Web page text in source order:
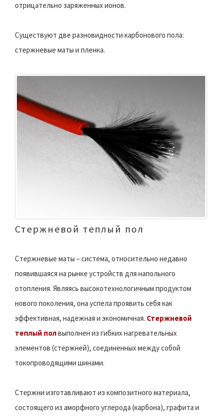
отрицательно заряженных ионов.
Существуют две разновидности карбонового пола:
стержневые маты и пленка.
Стержневой теплый пол
Стержневые маты – система, относительно недавно
появившаяся на рынке устройств для напольного
отопления. Являясь высокотехнологичным продуктом
нового поколения, она успела проявить себя как
эффективная, надежная и экономичная. Стержневой
теплый полвыполнен из гибких нагревательных
элементов (стержней), соединенных между собой
токопроводящими шинами.
Стержни изготавливают из композитного материала,
состоящего из аморфного углерода (карбона), графита и